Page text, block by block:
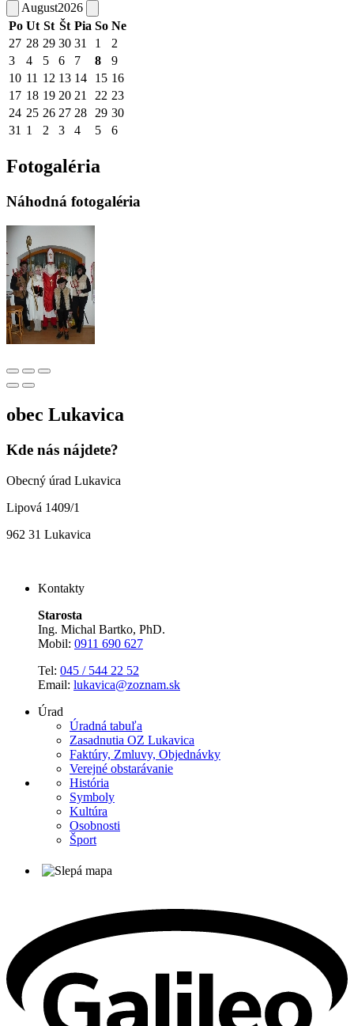
August2026
Po Ut St Št Pia So Ne
27 28 29 30 31 1
2
3
4 5 6 7 8
9
10 11 12 13 14 15 16
17 18 19 20 21 22 23
24 25 26 27 28 29 30
31 1 2 3 4 5 6
Fotogaléria
Náhodná fotogaléria
obec Lukavica
Kde nás nájdete?
Obecný úrad Lukavica
Lipová 1409/1
962 31 Lukavica
Kontakty
Starosta
Ing. Michal Bartko, PhD.
Mobil: 0911 690 627
Tel: 045 / 544 22 52
Email: lukavica@zoznam.sk
Úrad
Úradná tabuľa
Zasadnutia OZ Lukavica
Faktúry, Zmluvy, Objednávky
Verejné obstarávanie
História
Symboly
Kultúra
Osobnosti
Šport